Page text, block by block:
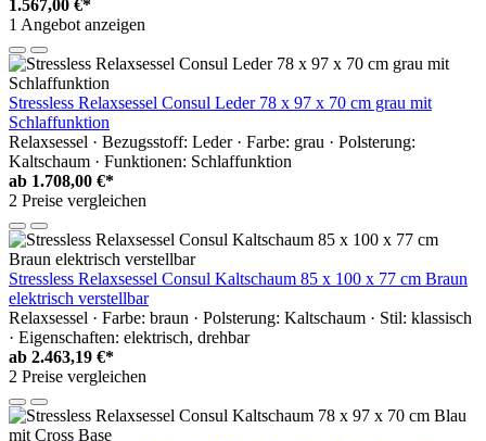
1.567,00 €*
1 Angebot anzeigen
Stressless Relaxsessel Consul Leder 78 x 97 x 70 cm grau mit
Schlaffunktion
Relaxsessel · Bezugsstoff: Leder · Farbe: grau · Polsterung:
Kaltschaum · Funktionen: Schlaffunktion
ab 1.708,00 €*
2 Preise vergleichen
Stressless Relaxsessel Consul Kaltschaum 85 x 100 x 77 cm Braun
elektrisch verstellbar
Relaxsessel · Farbe: braun · Polsterung: Kaltschaum · Stil: klassisch
· Eigenschaften: elektrisch, drehbar
ab 2.463,19 €*
2 Preise vergleichen